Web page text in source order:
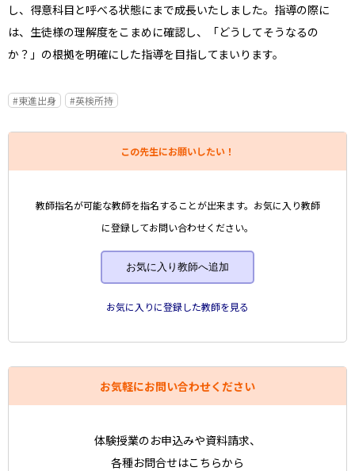
し、得意科目と呼べる状態にまで成長いたしました。指導の際に
は、生徒様の理解度をこまめに確認し、「どうしてそうなるの
か？」の根拠を明確にした指導を目指してまいります。
#東進出身 #英検所持
この先生にお願いしたい！
教師指名が可能な教師を指名することが出来ます。お気に入り教師
に登録してお問い合わせください。
お気に入り教師へ追加
お気に入りに登録した教師を見る
お気軽にお問い合わせください
体験授業のお申込みや資料請求、
各種お問合せはこちらから